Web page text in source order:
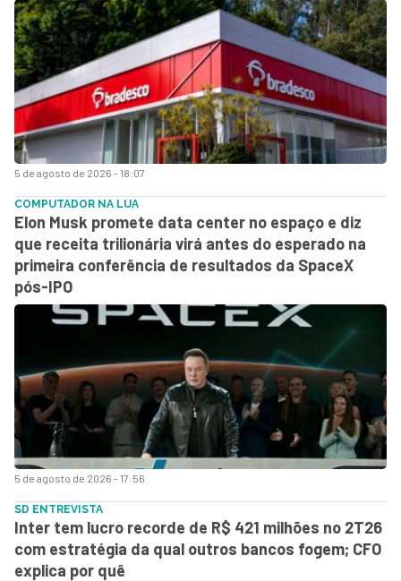
5 de agosto de 2026 - 18:07
5 de agosto de 2026 - 17:56
COMPUTADOR NA LUA
Elon Musk promete data center no espaço e diz
que receita trilionária virá antes do esperado na
primeira conferência de resultados da SpaceX
pós-IPO
SD ENTREVISTA
Inter tem lucro recorde de R$ 421 milhões no 2T26
com estratégia da qual outros bancos fogem; CFO
explica por quê